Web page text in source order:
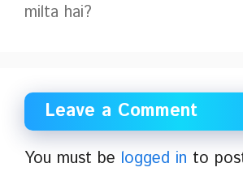
milta hai?
Leave a Comment
You must be logged in to